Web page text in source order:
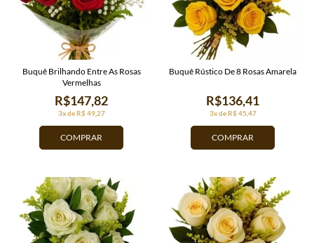
COMPRAR
3x de R$ 49,27
R$147,82
Buquê Brilhando Entre As Rosas
Vermelhas
COMPRAR
3x de R$ 45,47
R$136,41
Buquê Rústico De 8 Rosas Amarela